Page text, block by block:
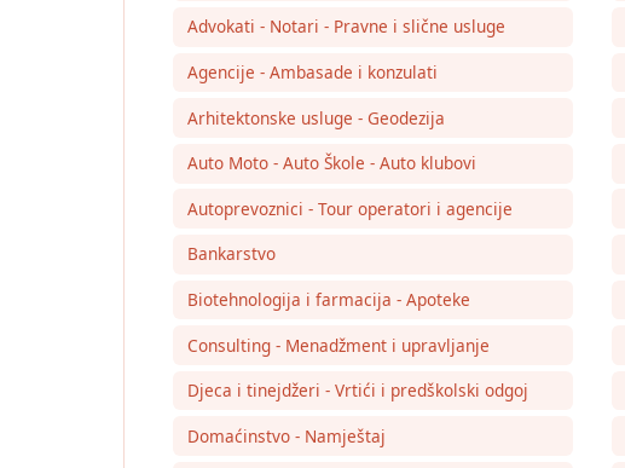
Advokati - Notari - Pravne i slične usluge
Agencije - Ambasade i konzulati
Arhitektonske usluge - Geodezija
Auto Moto - Auto Škole - Auto klubovi
Autoprevoznici - Tour operatori i agencije
Bankarstvo
Biotehnologija i farmacija - Apoteke
Consulting - Menadžment i upravljanje
Djeca i tinejdžeri - Vrtići i predškolski odgoj
Domaćinstvo - Namještaj